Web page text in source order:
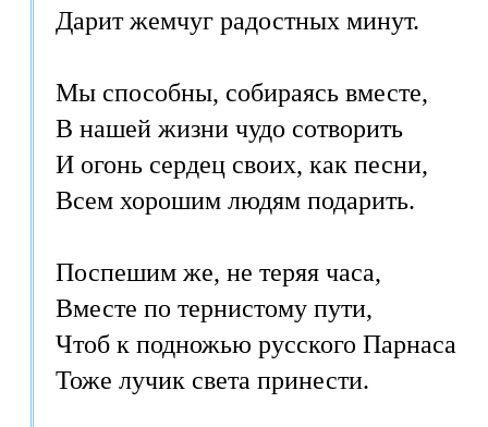
Дарит жемчуг радостных минут.
Мы способны, собираясь вместе,
В нашей жизни чудо сотворить
И огонь сердец своих, как песни,
Всем хорошим людям подарить.
Поспешим же, не теряя часа,
Вместе по тернистому пути,
Чтоб к подножью русского Парнаса
Тоже лучик света принести.